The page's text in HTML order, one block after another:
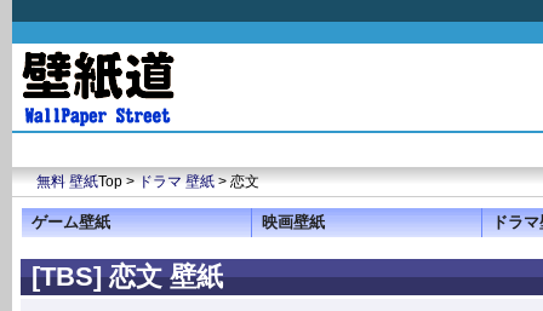
無料 壁紙Top >ドラマ 壁紙> 恋文
ゲーム壁紙 映画壁紙 ドラ
[TBS] 恋文 壁紙